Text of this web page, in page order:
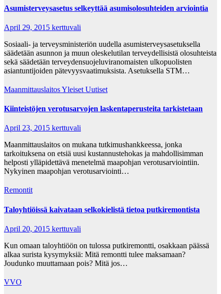
Asumisterveysasetus selkeyttää asumisolosuhteiden arviointia
April 29, 2015 kerttuvali
Sosiaali- ja terveysministeriön uudella asumisterveysasetuksella
säädetään asunnon ja muun oleskelutilan terveydellisistä olosuhteista
sekä säädetään terveydensuojeluviranomaisten ulkopuolisten
asiantuntijoiden pätevyysvaatimuksista. Asetuksella STM…
MaanmittauslaitosYleiset Uutiset
Kiinteistöjen verotusarvojen laskentaperusteita tarkistetaan
April 23, 2015 kerttuvali
Maanmittauslaitos on mukana tutkimushankkeessa, jonka
tarkoituksena on etsiä uusi kustannustehokas ja mahdollisimman
helposti ylläpidettävä menetelmä maapohjan verotusarviointiin.
Nykyinen maapohjan verotusarviointi…
Remontit
Taloyhtiöissä kaivataan selkokielistä tietoa putkiremontista
April 20, 2015 kerttuvali
Kun omaan taloyhtiöön on tulossa putkiremontti, osakkaan päässä
alkaa surista kysymyksiä: Mitä remontti tulee maksamaan?
Joudunko muuttamaan pois? Mitä jos…
VVO